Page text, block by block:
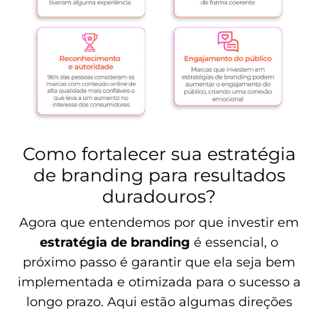
Como fortalecer sua estratégia
de branding para resultados
duradouros?
Agora que entendemos por que investir em
estratégia de branding é essencial, o
próximo passo é garantir que ela seja bem
implementada e otimizada para o sucesso a
longo prazo. Aqui estão algumas direções